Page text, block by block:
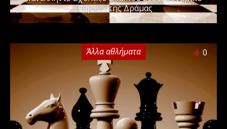
“παρών” της Δράμας
Άλλα αθλήματα 0